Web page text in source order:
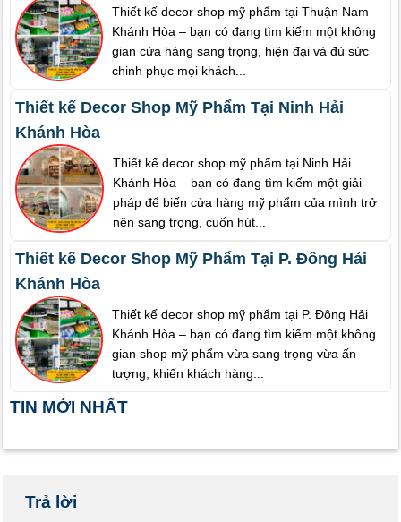
Thiết kế decor shop mỹ phẩm tại Thuận Nam
Khánh Hòa – bạn có đang tìm kiếm một không
gian cửa hàng sang trọng, hiện đại và đủ sức
chinh phục mọi khách...
Thiết kế Decor Shop Mỹ Phẩm Tại Ninh Hải
Khánh Hòa
Thiết kế decor shop mỹ phẩm tại Ninh Hải
Khánh Hòa – bạn có đang tìm kiếm một giải
pháp để biến cửa hàng mỹ phẩm của mình trở
nên sang trọng, cuốn hút...
Thiết kế Decor Shop Mỹ Phẩm Tại P. Đông Hải
Khánh Hòa
Thiết kế decor shop mỹ phẩm tại P. Đông Hải
Khánh Hòa – bạn có đang tìm kiếm một không
gian shop mỹ phẩm vừa sang trọng vừa ấn
tượng, khiến khách hàng...
TIN MỚI NHẤT
Trả lời